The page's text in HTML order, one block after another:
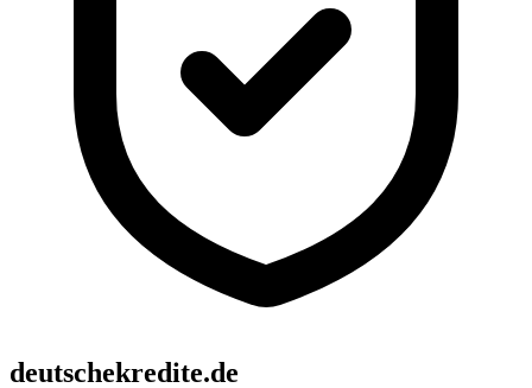
deutschekredite.de